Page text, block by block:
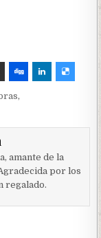
,
amante de la
por los
regalado.